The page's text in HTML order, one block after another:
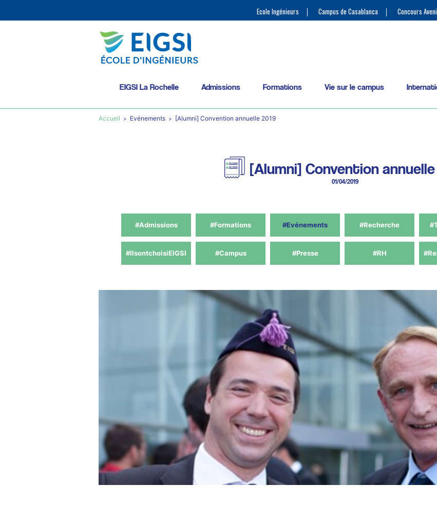
Ecole Ingénieurs Campus de Casablanca Concours
EIGSI La Rochelle Admissions Formations Vie sur le campus
Accueil Evénements [Alumni] Convention annuelle 2019
[Alumni] Convention annuelle
01/04/2019
#Admissions #Formations #Evénements #Recherche
#IlsontchoisiEIGSI #Campus #Presse #RH